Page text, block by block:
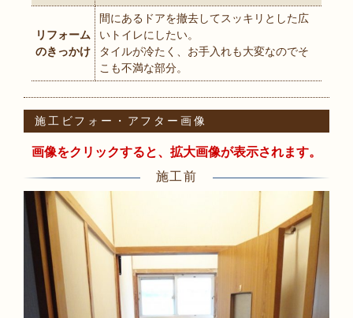
リフォーム
のきっかけ
間にあるドアを撤去してスッキリとした広
いトイレにしたい。
タイルが冷たく、お手入れも大変なのでそ
こも不満な部分。
施工ビフォー・アフター画像
画像をクリックすると、拡大画像が表示されます。
施工前